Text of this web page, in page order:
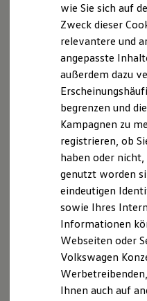
XTL-
Ersatzteile und
Original Zubehör
myVolkswagen
myVolkswagen
Elektrisch & Autonom
Elektro - &
Unser Ansatz
Reichweite &
Wallbox und
Förderung &
Wir freuen uns, dass Sie
besuchen. Im
Verarbeitung Ihrer
uns im Zusammenhang
Webseite.
A. Verantwortlicher
Kontaktdaten der
Autohaus Spreckelsen
GmbH & Co.KG
wie Sie sich auf
Zweck dieser
relevantere und
angepasste
außerdem dazu
begrenzen und
Kampagnen zu
registrieren, ob
haben oder
genutzt worden
eindeutigen
sowie Ihres
Informationen
Webseiten oder
Volkswagen
Ihnen auch auf